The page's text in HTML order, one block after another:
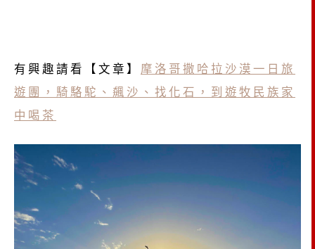
有興趣請看【文章】 摩洛哥撒哈拉沙漠一日旅
遊團，騎駱駝、飆沙、找化石，到遊牧民族家
中喝茶